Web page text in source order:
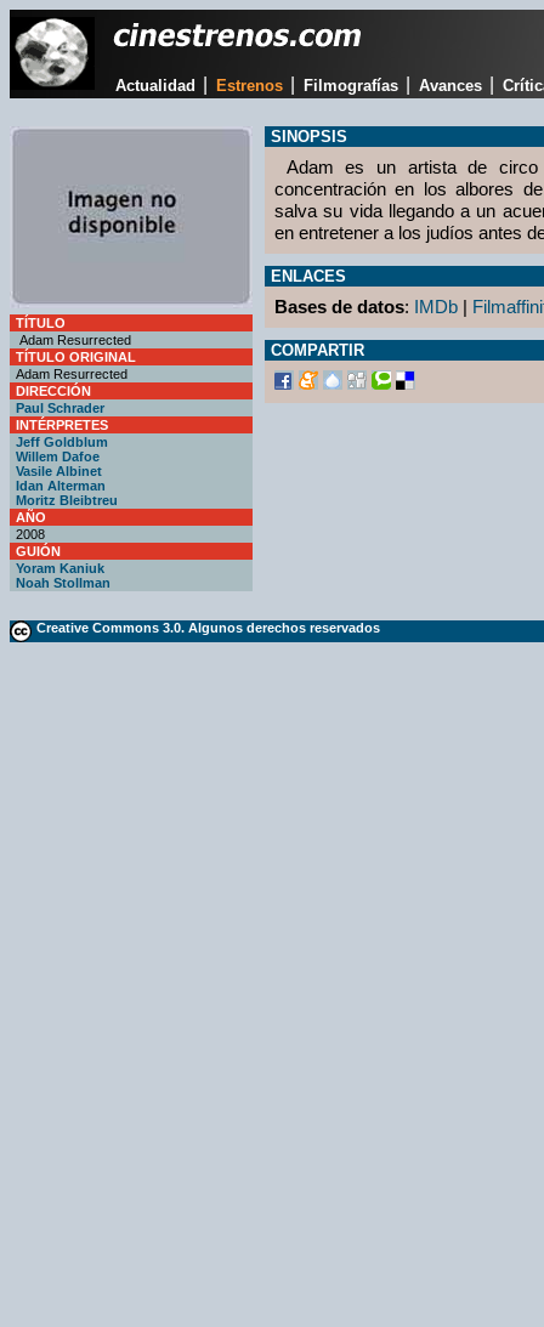
Actualidad Estrenos Filmografías Avances
TÍTULO
Adam Resurrected
TÍTULO ORIGINAL
Adam Resurrected
DIRECCIÓN
Paul Schrader
INTÉRPRETES
Jeff Goldblum
Willem Dafoe
Vasile Albinet
Idan Alterman
Moritz Bleibtreu
AÑO
2008
GUIÓN
Yoram Kaniuk
Noah Stollman
SINOPSIS
Adam es un artista de
concentración en los albores
salva su vida llegando a un
en entretener a los judíos antes
ENLACES
Bases de datos: IMDb |
COMPARTIR
Creative Commons 3.0. Algunos derechos reservados